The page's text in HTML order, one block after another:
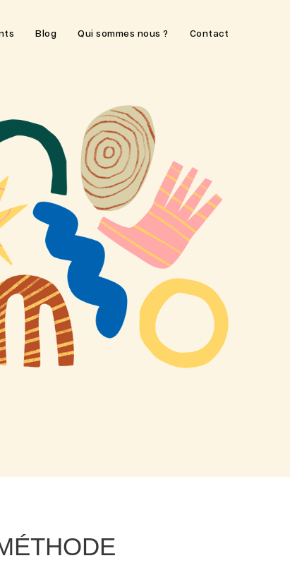
Blog Qui sommes nous ? Contact